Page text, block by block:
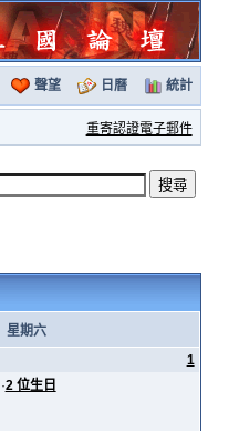
聲望 日曆 統計
重寄認證電子郵件
星期六
1
·2 位生日